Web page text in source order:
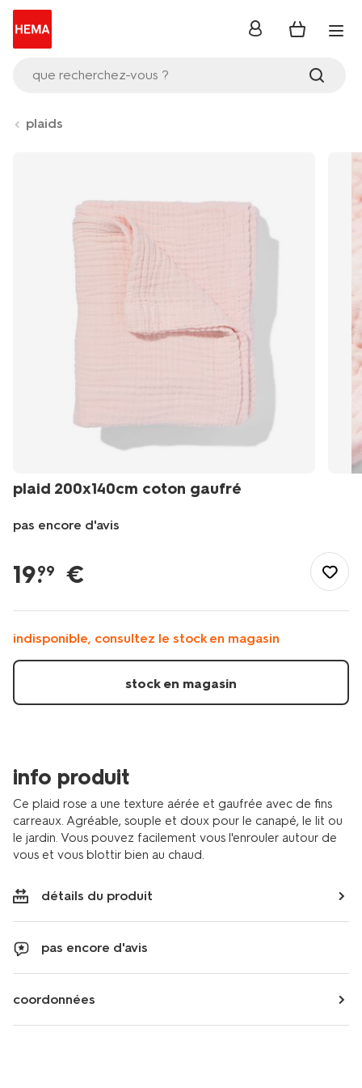
que recherchez-vous ?
se
plaids
plaid 200x140cm coton gaufré
pas encore d'avis
fr/maison-
deco/deco/plaids/plaid-
coton-
gaufre-
41822223.html
19.
99 €
indisponible, consultez le stock en magasin
stock en magasin
info produit
Ce plaid rose a une texture aérée et gaufrée avec de fins
carreaux. Agréable, souple et doux pour le canapé, le lit ou
le jardin. Vous pouvez facilement vous l'enrouler autour de
vous et vous blottir bien au chaud.
détails du produit
pas encore d'avis
coordonnées